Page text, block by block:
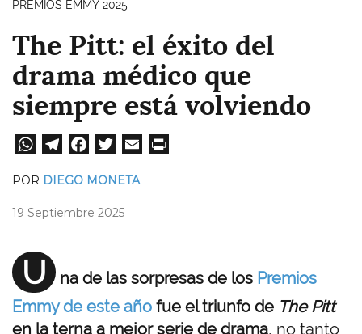
PREMIOS EMMY 2025
The Pitt: el éxito del
drama médico que
siempre está volviendo
W
A
pp
Te
a
Fa
ok er
POR DIEGO MONETA
19 Septiembre 2025
U na de las sorpresas de los Premios
Emmy de este año fue el triunfo de The Pitt
en la terna a mejor serie de drama, no tanto